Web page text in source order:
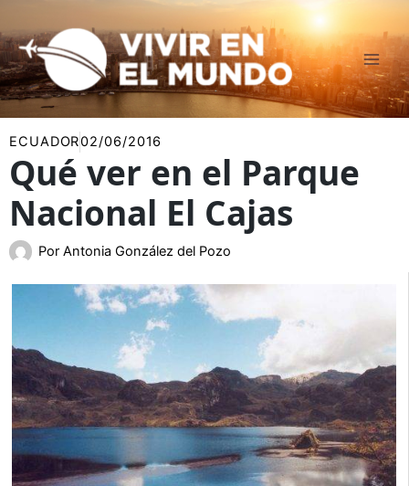
al
contenido
ECUADOR02/06/2016
Qué ver en el Parque
Nacional El Cajas
Por Antonia González del Pozo